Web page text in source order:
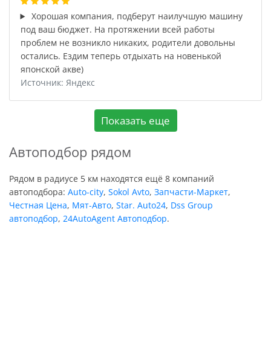
Хорошая компания, подберут наилучшую машину
под ваш бюджет. На протяжении всей работы
проблем не возникло никаких, родители довольны
остались. Ездим теперь отдыхать на новенькой
японской акве)
Источник: Яндекс
Показать еще
Автоподбор рядом
Рядом в радиусе 5 км находятся ещё 8 компаний
автоподбора: Auto-city, Sokol Avto, Запчасти-Маркет,
Честная Цена, Мят-Авто, Star. Auto24, Dss Group
автоподбор, 24AutoAgent Автоподбор.